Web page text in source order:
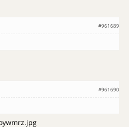
#961689
#961690